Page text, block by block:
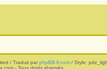
/ Traduit par phpBB-fr.com/ Style:
- Tous droits réservés